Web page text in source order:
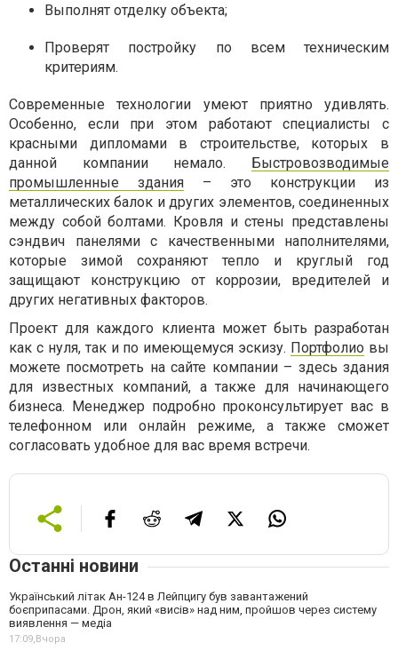
Выполнят отделку объекта;
Проверят постройку по всем техническим
критериям.
Современные технологии умеют приятно удивлять.
Особенно, если при этом работают специалисты с
красными дипломами в строительстве, которых в
данной компании немало. Быстровозводимые
промышленные здания – это конструкции из
металлических балок и других элементов, соединенных
между собой болтами. Кровля и стены представлены
сэндвич панелями с качественными наполнителями,
которые зимой сохраняют тепло и круглый год
защищают конструкцию от коррозии, вредителей и
других негативных факторов.
Проект для каждого клиента может быть разработан
как с нуля, так и по имеющемуся эскизу. Портфолио вы
можете посмотреть на сайте компании – здесь здания
для известных компаний, а также для начинающего
бизнеса. Менеджер подробно проконсультирует вас в
телефонном или онлайн режиме, а также сможет
согласовать удобное для вас время встречи.
Останні новини
Український літак Ан-124 в Лейпцигу був завантажений
боєприпасами. Дрон, який «висів» над ним, пройшов через систему
виявлення — медіа
17:09, Вчора